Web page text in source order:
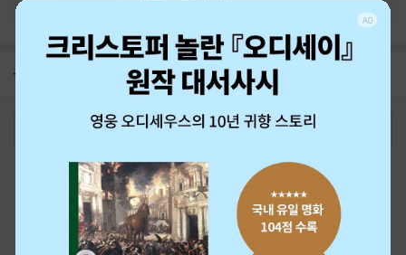
공지 26년 NBCI 수상 안내
2026-08-01
로그인 최근 본 상품 주문/배송
고객센터 1544-3800 티켓 1544-6399
중고샵 1566-4295
eBook 1:1문의/채팅상담
예스이십사(주) 사업자 정보
이용약관
개인정보처리방침
청소년보호정책